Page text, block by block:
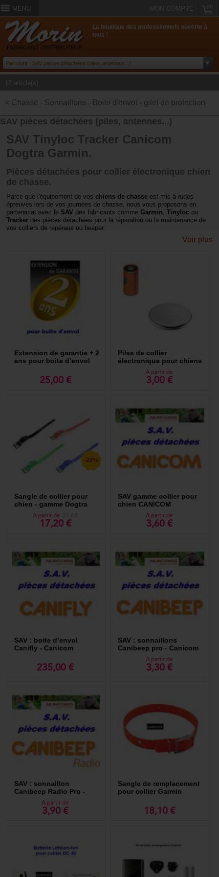
MENU MON COMPTE
La boutique des professionnels ouverte à
tous !
12 article(s)
< Chasse - Sonnaillons - Boite d'envol - gilet de protection
SAV pièces détachées (piles, antennes...)
SAV Tinyloc Tracker Canicom
Dogtra Garmin.
Pièces détachées pour collier électronique chien
de chasse.
Parce que l'équipement de voschiens de chasse est mis à rudes
épreuves lors de vos journées de chasse, nous vous proposons en
partenariat avec le SAV des fabricants comme Garmin,Tinyloc ou
Tracker des pièces détachées pour la réparation ou la maintenance de
vos colliers de repérage ou beeper.
Un équipement pour chien de chasse entretenu est un équipement
Nous vous proposons aussi les pièces SAV pour les
ou collier de rappel.
Voir plus
Extension de garantie + 2
ans pour boite d’envol
25,00 €
Piles de collier
électronique pour chiens
A partir de
3,00 €
Sangle de collier pour
chien - gamme Dogtra
-20%
A partir de
17,20 €
SAV gamme collier pour
chien CANICOM
A partir de
3,60 €
SAV : boite d’envol
Canifly - Canicom
235,00 €
SAV : sonnaillons
Canibeep pro - Canicom
A partir de
3,30 €
SAV : sonnaillon
Canibeep Radio Pro -
CanicomA partir de
3,90 €
Sangle de remplacement
pour collier Garmin
18,10 €